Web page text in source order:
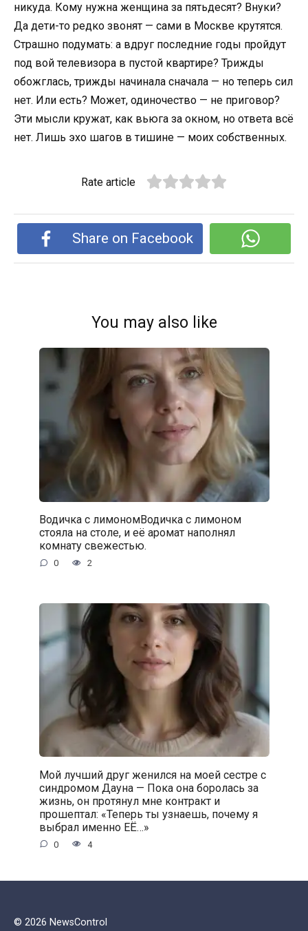
никуда. Кому нужна женщина за пятьдесят? Внуки?
Да дети-то редко звонят — сами в Москве крутятся.
Страшно подумать: а вдруг последние годы пройдут
под вой телевизора в пустой квартире? Трижды
обожглась, трижды начинала сначала — но теперь сил
нет. Или есть? Может, одиночество — не приговор?
Эти мысли кружат, как вьюга за окном, но ответа всё
нет. Лишь эхо шагов в тишине — моих собственных.
Rate article
Share on Facebook
You may also like
Водичка с лимономВодичка с лимоном
стояла на столе, и её аромат наполнял
комнату свежестью.
0 2
Мой лучший друг женился на моей сестре с
синдромом Дауна — Пока она боролась за
жизнь, он протянул мне контракт и
прошептал: «Теперь ты узнаешь, почему я
выбрал именно ЕЁ…»
0 4
© 2026 NewsControl